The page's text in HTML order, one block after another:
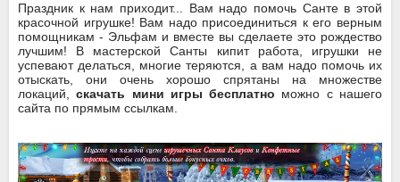
Праздник к нам приходит... Вам надо помочь Санте в этой
красочной игрушке! Вам надо присоединиться к его верным
помощникам - Эльфам и вместе вы сделаете это рождество
лучшим! В мастерской Санты кипит работа, игрушки не
успевают делаться, многие теряются, а вам надо помочь их
отыскать, они очень хорошо спрятаны на множестве
локаций,скачать мини игры бесплатно можно с нашего
сайта по прямым ссылкам.